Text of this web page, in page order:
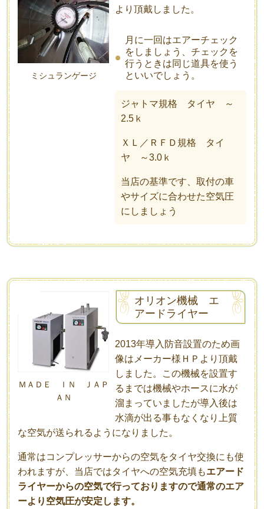
ミシュランゲージ
より頂戴しました。
月に一回はエアーチェック
をしましょう、チェックを
行うときは同じ道具を使う
といいでしょう。
ジャトマ規格 タイヤ ～
2.5ｋ
ＸＬ／ＲＦＤ規格 タイ
ヤ ～3.0ｋ
当店の基準です、取付の車
やサイズに合わせた空気圧
にしましょう
ＭＡＤＥ ＩＮ ＪＡＰ
ＡＮ
オリオン機械 エ
アードライヤー
2013年導入防音設置のため画
像はメーカー様ＨＰより頂戴
しました。この機械を設置す
るまでは機械やホースに水が
溜まっていましたが導入後は
水滴が出る事もなくなり上質
な空気が送られるようになりました。
通常はコンプレッサーからの空気をタイヤ交換にも使
われますが、当店ではタイヤへの空気充填もエアード
ライヤーからの空気で行っておりますので通常のエア
ーより空気圧が安定します。